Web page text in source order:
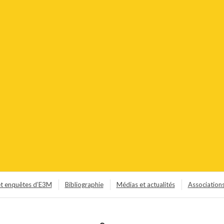
enquêtes d’E3M Bibliographie Médias et actualités